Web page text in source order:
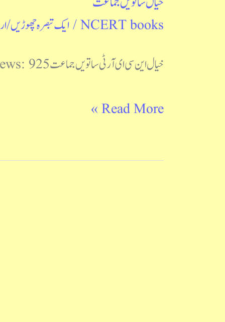
NCERT books
/ایک تبصرہ چھوڑیں/
خیال این سی ای آر ٹی ساتویں جماعت Post Views: 925
Read More »